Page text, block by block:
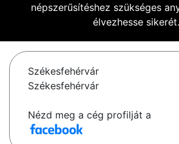
népszerűsítéshez szükséges
élvezhesse sikerét.
Székesfehérvár
Székesfehérvár
Nézd meg a cég profilját a